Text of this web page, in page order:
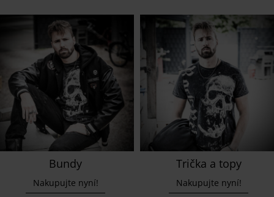
Bundy
Nakupujte nyní!
Trička a topy
Nakupujte nyní!